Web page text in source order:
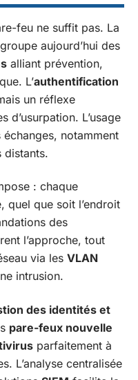
feu ne suffit pas. La
aujourd’hui des
alliant prévention,
L’authentification
un réflexe
d’usurpation. L’usage
notamment
distants.
: chaque
quel que soit l’endroit
des
l’approche, tout
via les VLAN
intrusion.
des identités et
pare-feux nouvelle
parfaitement à
L’analyse centralisée